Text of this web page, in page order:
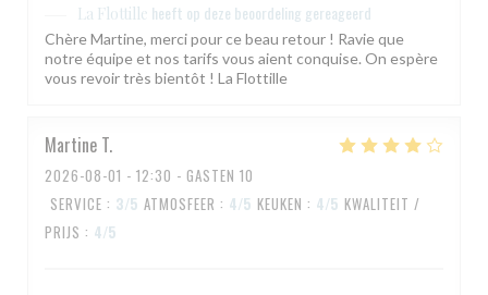
La Flottille heeft op deze beoordeling gereageerd
Chère Martine, merci pour ce beau retour ! Ravie que
notre équipe et nos tarifs vous aient conquise. On espère
vous revoir très bientôt ! La Flottille
Martine T
2026-08-01 - 12:30 - GASTEN 10
SERVICE : 3/5 ATMOSFEER : 4/5 KEUKEN : 4/5 KWALITEIT /
PRIJS : 4/5